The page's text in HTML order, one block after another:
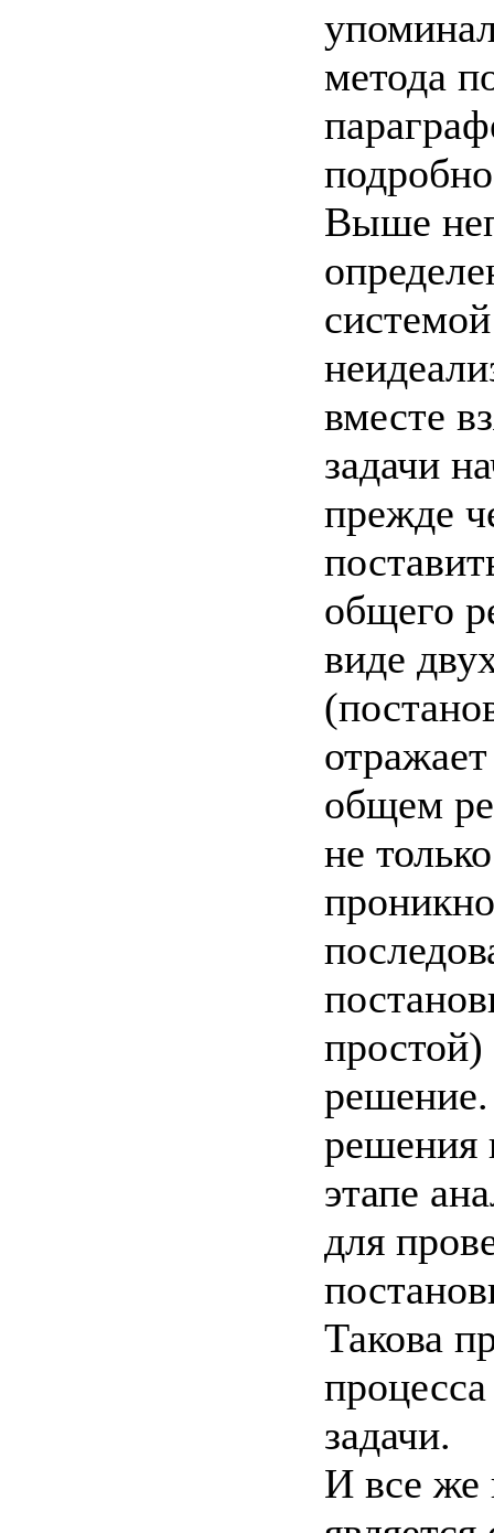
метода
Выше
вместе
задачи
прежде
общего
виде
общем
не
простой)
решения
этапе
для
Такова
задачи.
И все же